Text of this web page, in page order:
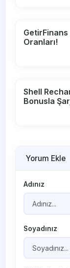
GetirFinans
Oranları!
Shell
Bonusla
Yorum Ekle
Adınız
Soyadınız